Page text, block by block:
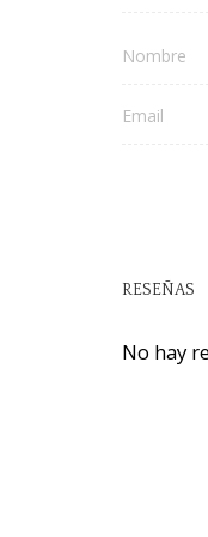
RESEÑAS
No hay